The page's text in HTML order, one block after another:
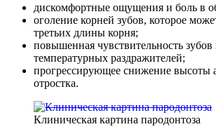
дискомфортные ощущения и боль в
оголение корней зубов, которое
третьих длины корня;
повышенная чувствительность зубов
температурных раздражителей;
прогрессирующее снижение высоты
отростка.
Клиническая картина пародонтоза